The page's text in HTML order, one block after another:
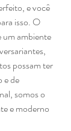
e você
isso. O
um ambiente
possam ter
e de
somos o
e moderno